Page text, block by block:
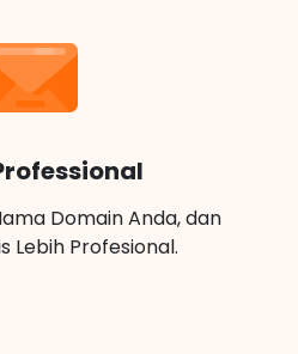
Domain Anda, dan
Lebih Profesional.